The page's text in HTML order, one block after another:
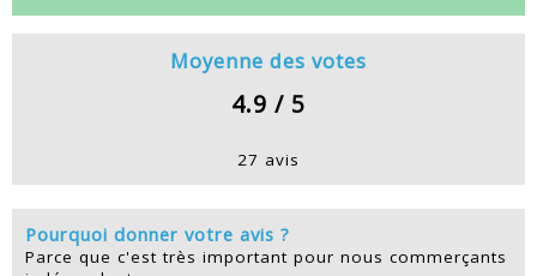
Moyenne des votes
4.9 / 5
27 avis
Pourquoi donner votre avis ?
Parce que c'est très important pour nous commerçants